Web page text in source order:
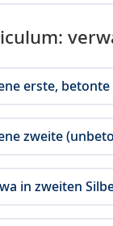
erste, betonte
zweite
in zweiten